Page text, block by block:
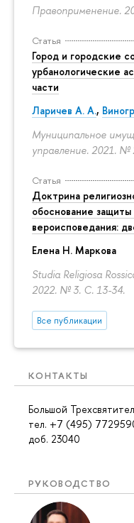
Правоприменение.
Статья
Город и городские
урбанологические
части
Ларичев А. А.,
Муниципальное
управление. 2021. №
Статья
Доктрина
обоснование
вероисповедания:
Елена Н. Маркова
Studia Religiosa
2022. № 3. С. 13-34.
Все публикации
КОНТАКТЫ
Большой
тел. +7 (495)
доб. 23040
РУКОВОДСТВО